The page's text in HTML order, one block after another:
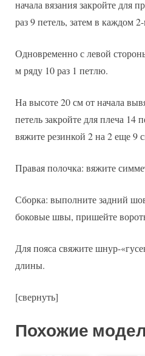
начала вязания закройте для
раз 9 петель, затем в каждом
Одновременно с левой
м ряду 10 раз 1 петлю.
На высоте 20 см от начала
петель закройте для плеча 14
вяжите резинкой 2 на 2 еще 9
Правая полочка: вяжите
Сборка: выполните задний
боковые швы, пришейте
Для пояса свяжите шнур-
длины.
[свернуть]
Похожие